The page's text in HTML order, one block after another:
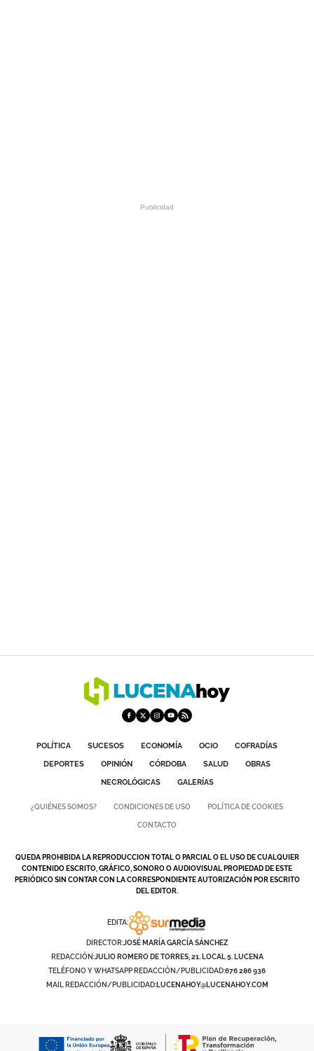
POLÍTICA SUCESOS ECONOMÍA OCIO
COFRADÍAS
DEPORTES
OPINIÓN CÓRDOBA SALUD
OBRAS
NECROLÓGICAS
GALERÍAS
¿QUIÉNES SOMOS? CONDICIONES DE USO POLÍTICA DE COOKIES
CONTACTO
QUEDA PROHIBIDA LA REPRODUCCION TOTAL O PARCIAL O EL USO DE CUALQUIER
CONTENIDO ESCRITO, GRÁFICO, SONORO O AUDIOVISUAL PROPIEDAD DE ESTE
PERIÓDICO SIN CONTAR CON LA CORRESPONDIENTE AUTORIZACIÓN POR ESCRITO
DEL EDITOR.
EDITA:
DIRECTOR:JOSÉ MARÍA GARCÍA SÁNCHEZ
REDACCIÓN:JULIO ROMERO DE TORRES, 21. LOCAL 5. LUCENA
TELÉFONO Y WHATSAPP REDACCIÓN/PUBLICIDAD:676 286 936
MAIL REDACCIÓN/PUBLICIDAD:LUCENAHOY@LUCENAHOY.COM